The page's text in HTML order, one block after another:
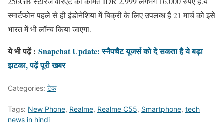
स्मार्टफोन पहले से ही इंडोनेशिया में बिक्री के लिए उपलब्ध है 21 मार्च को इसे
भारत में भी लॉन्च किया जाएगा.
ये भी पढ़ें : Snapchat Update: स्नैपचैट यूजर्स को दे सकता है ये बड़ा
झटका, पढ़ें पूरी खबर
Categories: टेक
Tags: New Phone, Realme, Realme C55, Smartphone, tech
news in hindi